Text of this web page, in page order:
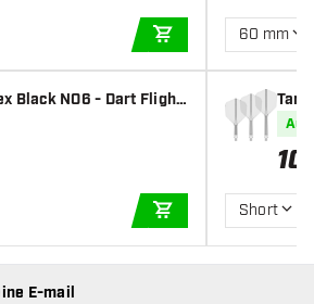
IN DEN
Black NO6 - Dart Flight
IN DEN
60 mm
Auf
10
Short
E-mail